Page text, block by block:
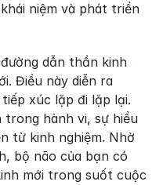
niệm và phát triển
dẫn thần kinh
Điều này diễn ra
xúc lặp đi lặp lại.
trong hành vi, sự hiểu
từ kinh nghiệm. Nhờ
bộ não của bạn có
mới trong suốt cuộc